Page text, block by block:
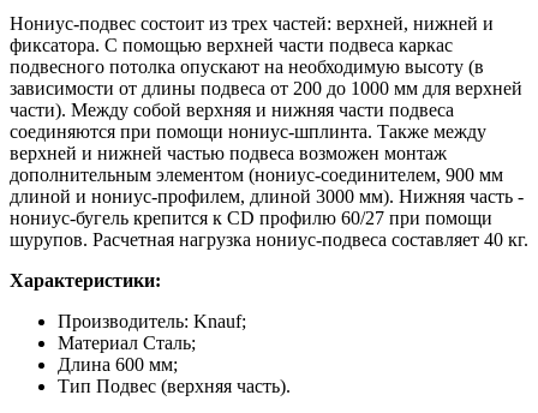
Нониус-подвес состоит из трех частей: верхней, нижней и
фиксатора. С помощью верхней части подвеса каркас
подвесного потолка опускают на необходимую высоту (в
зависимости от длины подвеса от 200 до 1000 мм для верхней
части). Между собой верхняя и нижняя части подвеса
соединяются при помощи нониус-шплинта. Также между
верхней и нижней частью подвеса возможен монтаж
дополнительным элементом (нониус-соединителем, 900 мм
длиной и нониус-профилем, длиной 3000 мм). Нижняя часть -
нониус-бугель крепится к CD профилю 60/27 при помощи
шурупов. Расчетная нагрузка нониус-подвеса составляет 40 кг.
Характеристики:
Производитель: Knauf;
Материал Сталь;
Длина 600 мм;
Тип Подвес (верхняя часть).